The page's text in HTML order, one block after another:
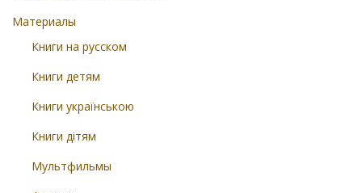
Материалы
Книги на русском
Книги детям
Книги українською
Книги дітям
Мультфильмы